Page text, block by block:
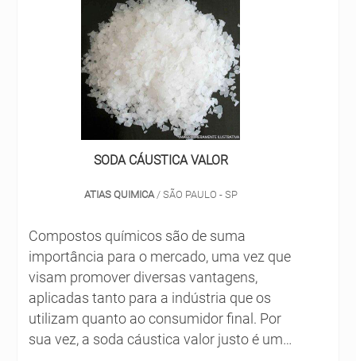
SODA CÁUSTICA VALOR
ATIAS QUIMICA/ SÃO PAULO - SP
Compostos químicos são de suma
importância para o mercado, uma vez que
visam promover diversas vantagens,
aplicadas tanto para a indústria que os
utilizam quanto ao consumidor final. Por
sua vez, a soda cáustica valor justo é uma